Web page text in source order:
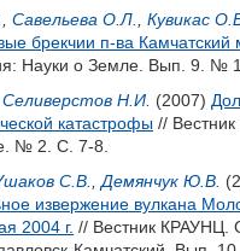
Савельева О.Л. Кувикас
брекчии п-ва Камчатский
Науки о Земле. Вып. 9. №
Селиверстов Н.И. (2007)
катастрофы //
№ 2. С. 7-8.
С.В. Демянчук Ю.В.
извержение вулкана
2004 г. // Вестник КРАУНЦ.